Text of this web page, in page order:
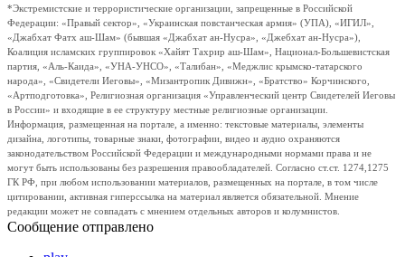
*Экстремистские и террористические организации, запрещенные в Российской
Федерации: «Правый сектор», «Украинская повстанческая армия» (УПА), «ИГИЛ»,
«Джабхат Фатх аш-Шам» (бывшая «Джабхат ан-Нусра», «Джебхат ан-Нусра»),
Коалиция исламских группировок «Хайят Тахрир аш-Шам», Национал-Большевистская
партия, «Аль-Каида», «УНА-УНСО», «Талибан», «Меджлис крымско-татарского
народа», «Свидетели Иеговы», «Мизантропик Дивижн», «Братство» Корчинского,
«Артподготовка», Религиозная организация «Управленческий центр Свидетелей Иеговы
в России» и входящие в ее структуру местные религиозные организации.
Информация, размещенная на портале, а именно: текстовые материалы, элементы
дизайна, логотипы, товарные знаки, фотографии, видео и аудио охраняются
законодательством Российской Федерации и международными нормами права и не
могут быть использованы без разрешения правообладателей. Согласно ст.ст. 1274,1275
ГК РФ, при любом использовании материалов, размещенных на портале, в том числе
цитировании, активная гиперссылка на материал является обязательной. Мнение
редакции может не совпадать с мнением отдельных авторов и колумнистов.
Сообщение отправлено